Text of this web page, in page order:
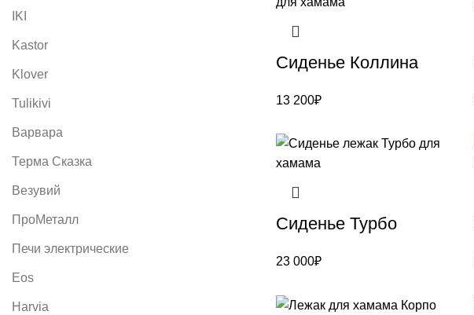
IKI
Kastor
Klover
Tulikivi
Варвара
Терма Сказка
Везувий
ПроМеталл
Печи электрические
Eos
Harvia
Сиденье Коллина
13 200₽
Сиденье Турбо
23 000₽